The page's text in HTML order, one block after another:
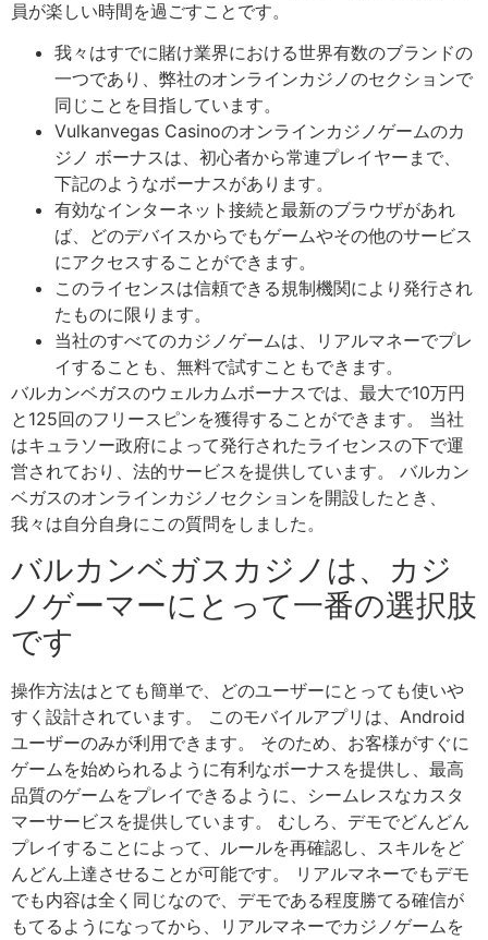
員が楽しい時間を過ごすことです。
我々はすでに賭け業界における世界有数のブランドの
一つであり、弊社のオンラインカジノのセクションで
同じことを目指しています。
Vulkanvegas Casinoのオンラインカジノゲームのカ
ジノ ボーナスは、初心者から常連プレイヤーまで、
下記のようなボーナスがあります。
有効なインターネット接続と最新のブラウザがあれ
ば、どのデバイスからでもゲームやその他のサービス
にアクセスすることができます。
このライセンスは信頼できる規制機関により発行され
たものに限ります。
当社のすべてのカジノゲームは、リアルマネーでプレ
イすることも、無料で試すこともできます。
バルカンベガスのウェルカムボーナスでは、最大で10万円
と125回のフリースピンを獲得することができます。 当社
はキュラソー政府によって発行されたライセンスの下で運
営されており、法的サービスを提供しています。 バルカン
ベガスのオンラインカジノセクションを開設したとき、
我々は自分自身にこの質問をしました。
バルカンベガスカジノは、カジ
ノゲーマーにとって一番の選択肢
です
操作方法はとても簡単で、どのユーザーにとっても使いや
すく設計されています。 このモバイルアプリは、Android
ユーザーのみが利用できます。 そのため、お客様がすぐに
ゲームを始められるように有利なボーナスを提供し、最高
品質のゲームをプレイできるように、シームレスなカスタ
マーサービスを提供しています。 むしろ、デモでどんどん
プレイすることによって、ルールを再確認し、スキルをど
んどん上達させることが可能です。 リアルマネーでもデモ
でも内容は全く同じなので、デモである程度勝てる確信が
もてるようになってから、リアルマネーでカジノゲームを